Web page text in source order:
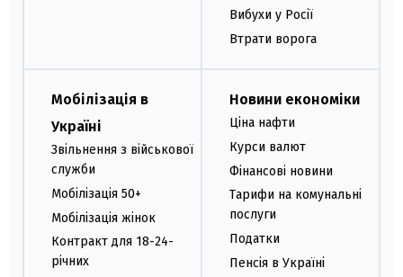
Вибухи у Росії
Втрати ворога
Мобілізація в
Україні
Звільнення з військової
служби
Мобілізація 50+
Мобілізація жінок
Контракт для 18-24-
річних
Новини економіки
Ціна нафти
Курси валют
Фінансові новини
Тарифи на комунальні
послуги
Податки
Пенсія в Україні